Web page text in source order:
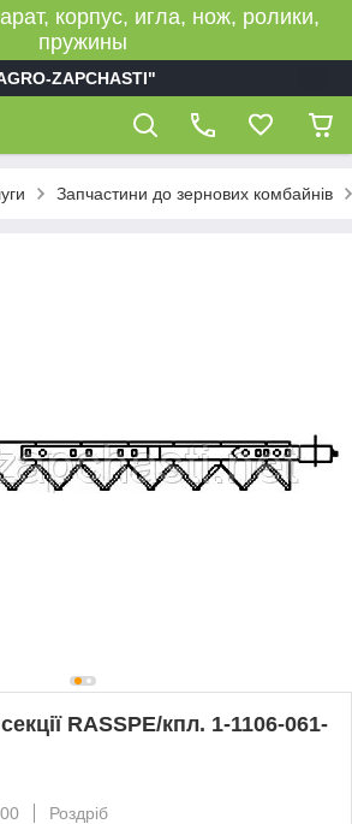
корпус, игла, нож, ролики,
пружины
ZAPCHASTI"
Запчастини до зернових комбайнів
RASSPE/кпл. 1-1106-061-
Роздріб